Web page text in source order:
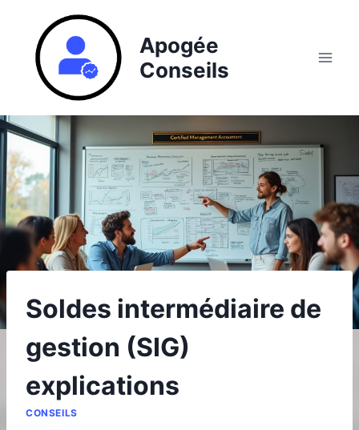
contenu
Apogée
Conseils
Soldes intermédiaire de
gestion (SIG)
explications
CONSEILS